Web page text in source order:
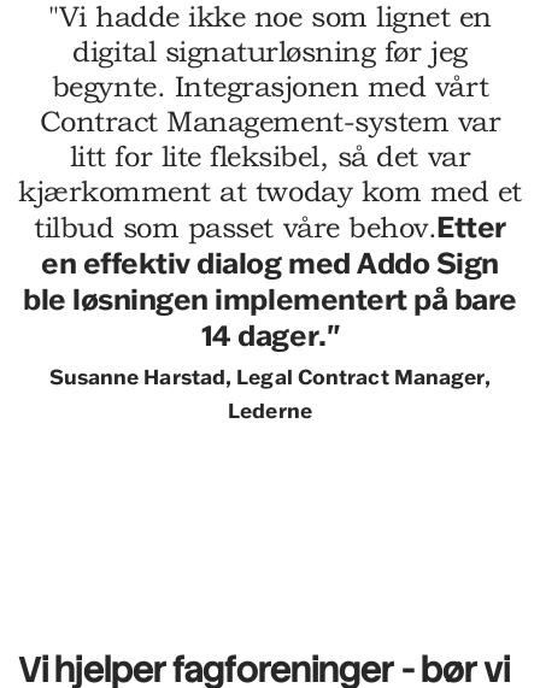
"Vi hadde ikke noe som lignet en
digital signaturløsning før jeg
begynte. Integrasjonen med vårt
Contract Management-system var
litt for lite fleksibel, så det var
kjærkomment at twoday kom med et
tilbud som passet våre behov.Etter
en effektiv dialog med Addo Sign
ble løsningen implementert på bare
14 dager."
Susanne Harstad, Legal Contract Manager,
Lederne
Vi hjelper fagforeninger -bør vi